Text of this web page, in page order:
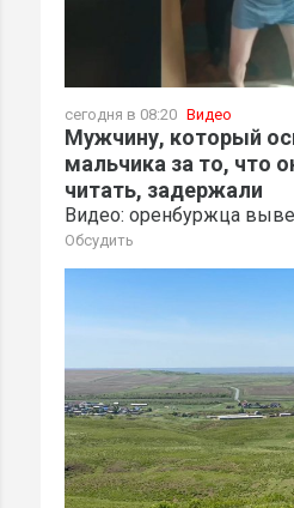
сегодня в 08:20 Видео
Мужчину, который
мальчика за то, что
читать, задержали
Видео: оренбуржца
Обсудить